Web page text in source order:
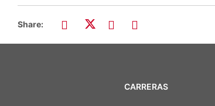
Share:
CARRERAS